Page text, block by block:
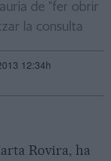
de "fer obrir
la consulta
12:34h
Rovira, ha